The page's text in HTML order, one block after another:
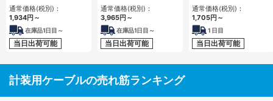
通常価格(税別)：
1,934円～
在庫品1日目～
当日出荷可能
通常価格(税別)：
3,965円～
在庫品1日目～
当日出荷可能
通常価格(税別)：
1,705円～
1 日目
当日出荷可能
計装用ケーブルの売れ筋ランキング